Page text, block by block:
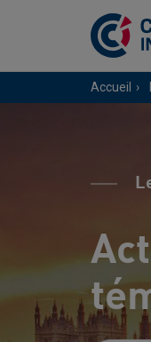
Accueil